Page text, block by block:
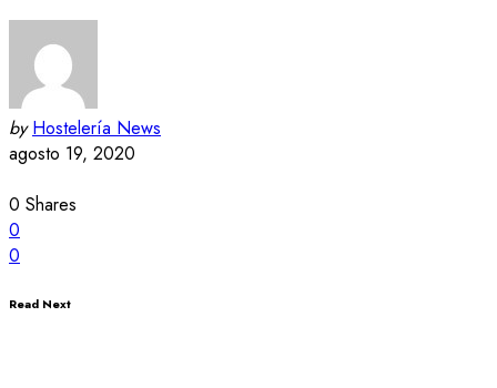
by Hostelería News
agosto 19, 2020
0 Shares
0
0
Read Next